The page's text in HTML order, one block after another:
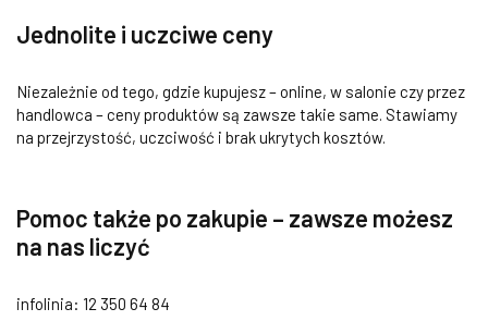
Jednolite i uczciwe ceny
Niezależnie od tego, gdzie kupujesz – online, w salonie czy przez
handlowca – ceny produktów są zawsze takie same. Stawiamy
na przejrzystość, uczciwość i brak ukrytych kosztów.
Pomoc także po zakupie – zawsze możesz
na nas liczyć
infolinia: 12 350 64 84